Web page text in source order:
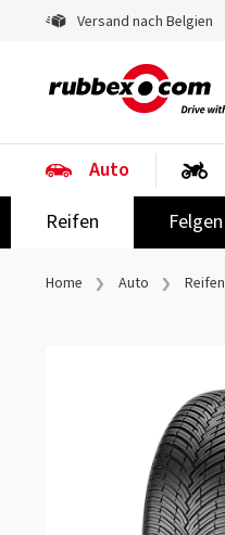
Versand nach Belgien
Auto
Reifen
Felgen
Home Auto Reifen